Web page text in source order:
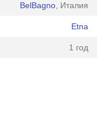
BelBagno , Италия
Etna
1 год